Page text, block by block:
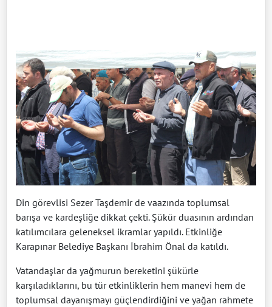
Din görevlisi Sezer Taşdemir de vaazında toplumsal
barışa ve kardeşliğe dikkat çekti. Şükür duasının ardından
katılımcılara geleneksel ikramlar yapıldı. Etkinliğe
Karapınar Belediye Başkanı İbrahim Önal da katıldı.
Vatandaşlar da yağmurun bereketini şükürle
karşıladıklarını, bu tür etkinliklerin hem manevi hem de
toplumsal dayanışmayı güçlendirdiğini ve yağan rahmete